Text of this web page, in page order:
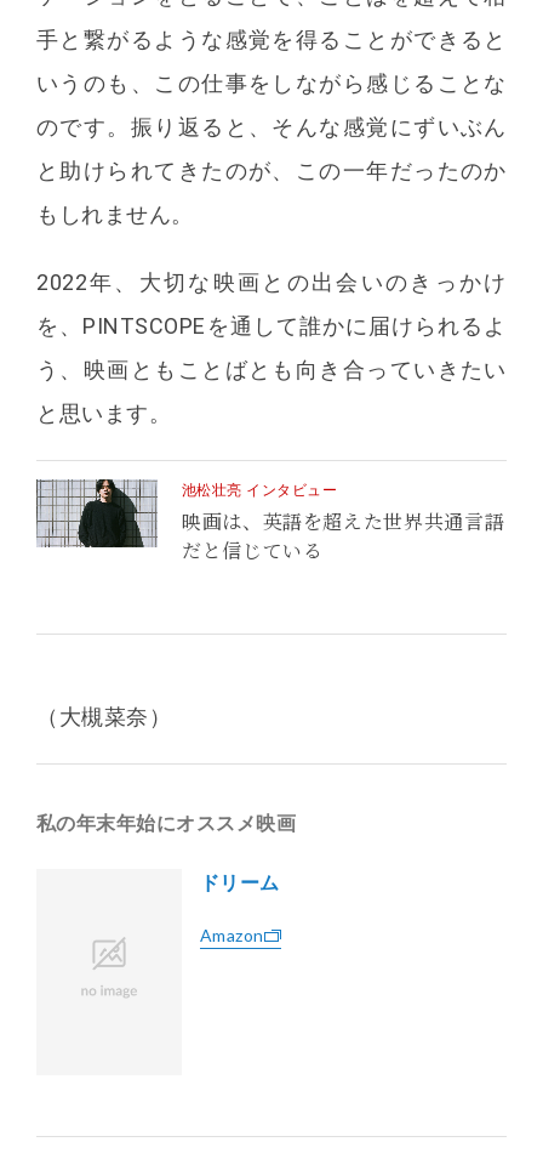
手と繋がるような感覚を得ることができると
いうのも、この仕事をしながら感じることな
のです。振り返ると、そんな感覚にずいぶん
と助けられてきたのが、この一年だったのか
もしれません。
2022年、大切な映画との出会いのきっかけ
を、PINTSCOPEを通して誰かに届けられるよ
う、映画ともことばとも向き合っていきたい
と思います。
池松壮亮 インタビュー
映画は、英語を超えた世界共通言語
だと信じている
（大槻菜奈）
私の年末年始にオススメ映画
ドリーム
Amazon